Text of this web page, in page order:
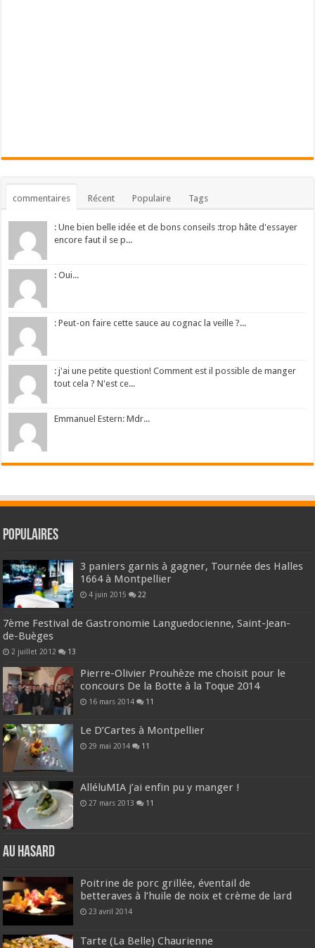
commentaires Récent Populaire Tags
: Une bien belle idée et de bons conseils :trop hâte d'essayer
encore faut il se p...
: Oui...
: Peut-on faire cette sauce au cognac la veille ?...
: j'ai une petite question! Comment est il possible de manger
tout cela ? N'est ce...
Emmanuel Estern: Mdr...
Populaires
3 paniers garnis à gagner, Tournée des Halles
1664 à Montpellier
4 juin 2015 22
7ème Festival de Gastronomie Languedocienne, Saint-Jean-
de-Buèges
2 juillet 2012 13
Pierre-Olivier Prouhèze me choisit pour le
concours De la Botte à la Toque 2014
16 mars 2014 11
Le D’Cartes à Montpellier
29 mai 2014 11
AlléluMIA j’ai enfin pu y manger !
27 mars 2013 11
Au hasard
Poitrine de porc grillée, éventail de
betteraves à l’huile de noix et crème de lard
23 avril 2014
Tarte (La Belle) Chaurienne